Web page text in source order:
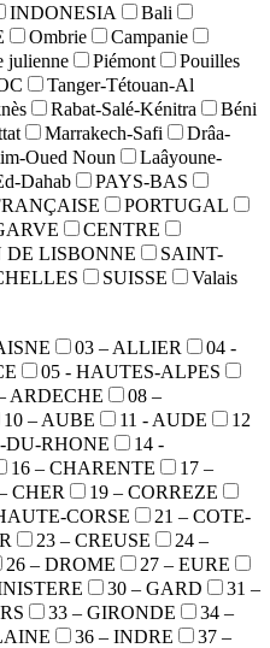
INDONESIA
Bali
Ombrie
Campanie
julienne Piémont
Pouilles
Tanger-Tétouan-Al
Rabat-Salé-Kénitra
Béni
Marrakech-Safi
Drâa-
Oued Noun
Laâyoune-
Dahab
PAYS-BAS
PORTUGAL
CENTRE
DE LISBONNE
SAINT-
SUISSE
Valais
03 – ALLIER
04 -
05 - HAUTES-ALPES
ARDECHE
08 –
10 – AUBE 11 - AUDE
12
DU-RHONE
14 -
16 – CHARENTE
17 –
CHER
19 – CORREZE
CORSE
21 – COTE-
23 – CREUSE
24 –
26 – DROME
27 – EURE
30 – GARD
31 –
33 – GIRONDE
34 –
36 – INDRE
37 –